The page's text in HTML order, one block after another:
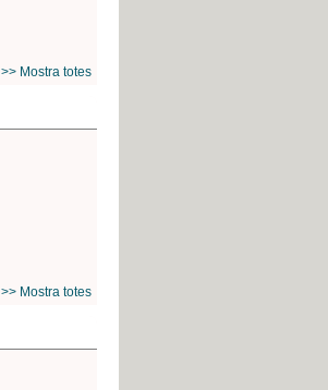
>> Mostra totes
>> Mostra totes